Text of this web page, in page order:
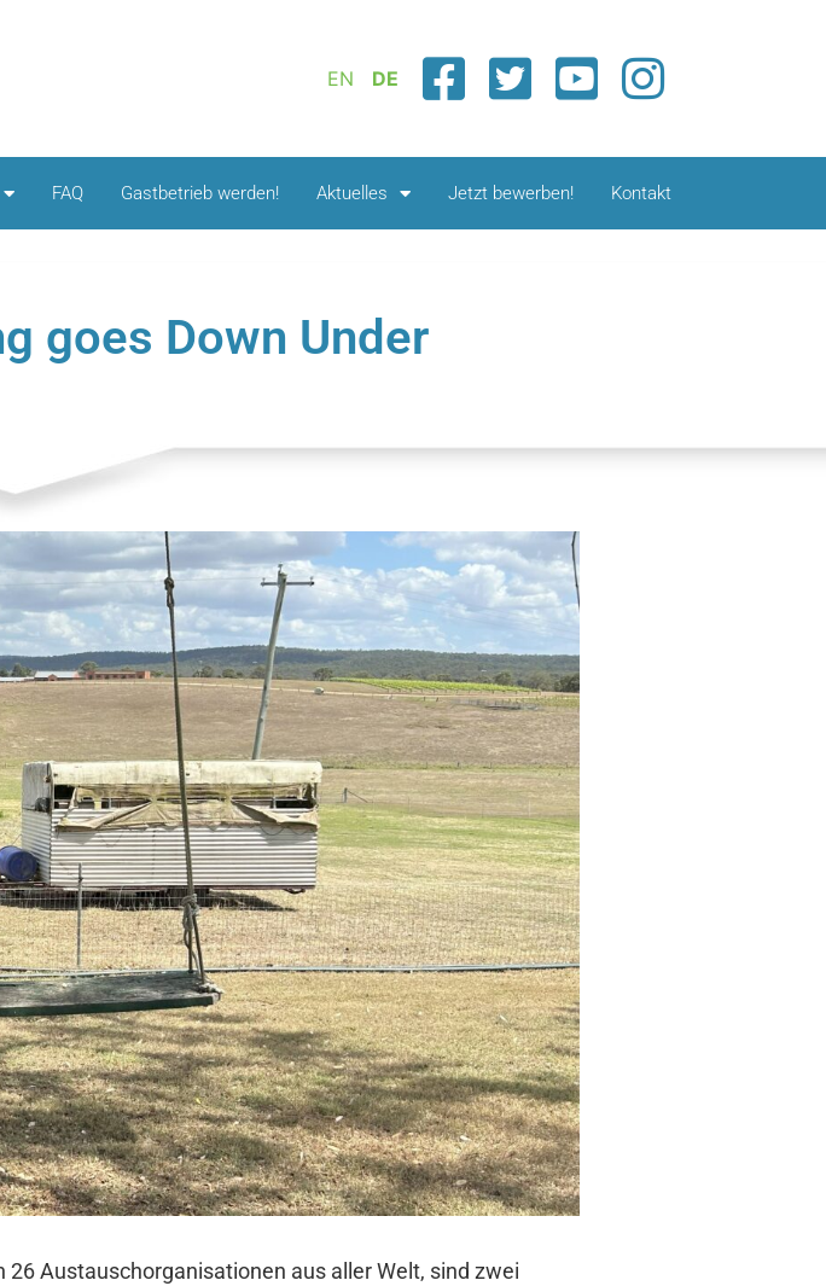
EN DE
FAQ Gastbetrieb werden! Aktuelles Jetzt bewerben! Kontakt
goes Down Under
26 Austauschorganisationen aus aller Welt, sind zwei